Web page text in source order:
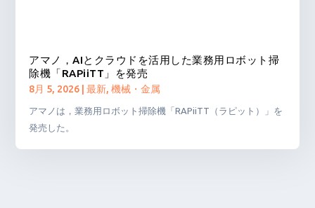
アマノ，AIとクラウドを活用した業務用ロボット掃
除機「RAPiiTT」を発売
8月 5, 2026 |最新,機械・金属
アマノは，業務用ロボット掃除機「RAPiiTT（ラピット）」を
発売した。